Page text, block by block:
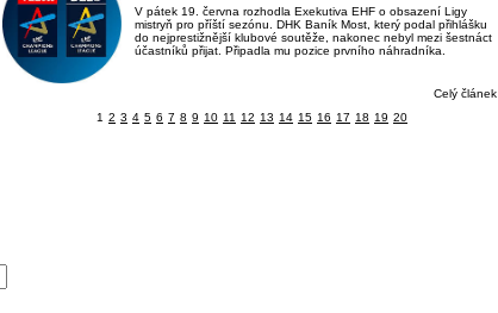
V pátek 19. června rozhodla Exekutiva EHF o obsazení Ligy
mistryň pro příští sezónu. DHK Baník Most, který podal přihlášku
do nejprestižnější klubové soutěže, nakonec nebyl mezi šestnáct
účastníků přijat. Připadla mu pozice prvního náhradníka.
Celý článek
1 2 3 4 5 6 7 8 9 10 11 12 13 14 15 16 17 18 19 20